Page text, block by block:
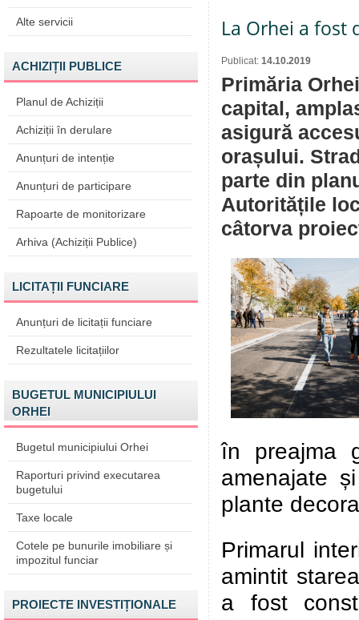
Alte servicii
ACHIZIȚII PUBLICE
Planul de Achiziții
Achiziții în derulare
Anunțuri de intenție
Anunțuri de participare
Rapoarte de monitorizare
Arhiva (Achiziții Publice)
LICITAȚII FUNCIARE
Anunțuri de licitații funciare
Rezultatele licitațiilor
BUGETUL MUNICIPIULUI
ORHEI
Bugetul municipiului Orhei
Raporturi privind executarea
bugetului
Taxe locale
Cotele pe bunurile imobiliare și
impozitul funciar
PROIECTE INVESTIȚIONALE
La Orhei a fost
Publicat: 14.10.2019
Primăria
capital,
asigură
orașului.
parte din
Autoritățile
câtorva
în preajma
amenajate
plante
Primarul
amintit
a fost